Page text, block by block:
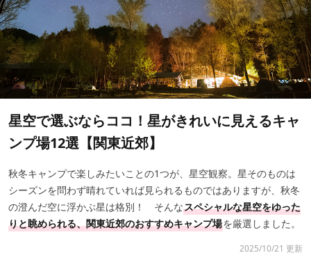
星空で選ぶならココ！星がきれいに見えるキャ
ンプ場12選【関東近郊】
秋冬キャンプで楽しみたいことの1つが、星空観察。星そのものは
シーズンを問わず晴れていれば見られるものではありますが、秋冬
の澄んだ空に浮かぶ星は格別！ そんなスペシャルな星空をゆった
りと眺められる、関東近郊のおすすめキャンプ場を厳選しました。
2025/10/21 更新